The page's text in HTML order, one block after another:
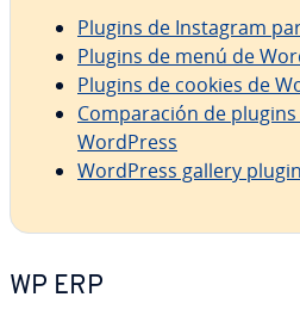
Plugins de Instagram
Plugins de menú de
Plugins de cookies de
Co­m­pa­ra­ción de
WordPress
WordPress gallery
WP ERP